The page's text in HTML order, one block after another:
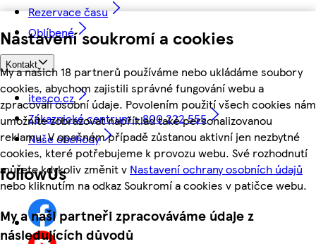
Nastavení soukromí a cookies
My a našich 18 partnerů používáme nebo ukládáme soubory
cookies, abychom zajistili správné fungování webu a
zpracovali osobní údaje. Povolením použití všech cookies nám
umožníte zobrazovat například také personalizovanou
reklamu. V opačném případě zůstanou aktivní jen nezbytné
cookies, které potřebujeme k provozu webu. Své rozhodnutí
můžete kdykoliv změnit v Nastavení ochrany osobních údajů
nebo kliknutím na odkaz Soukromí a cookies v patičce webu.
My a naši partneři zpracováváme údaje z
následujících důvodů
Rezervace času
Oblíbené
Kontakt
itesco.cz
Zákaznické centrum - 800 222 555
Naše obchody
followUs